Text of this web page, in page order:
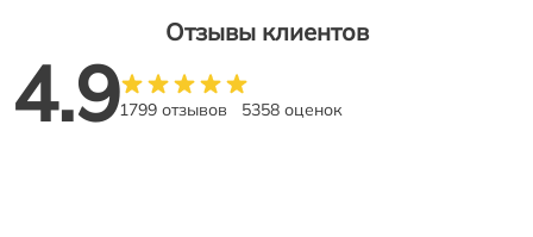
Отзывы клиентов
4.91799 отзывов 5358 оценок